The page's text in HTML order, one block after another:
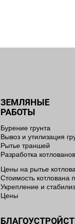
ЗЕМЛЯНЫЕ
РАБОТЫ
Бурение грунта
Вывоз и утилизация
Рытье траншей
Разработка котлованов
Цены на рытье
Стоимость котлована
Укрепление и
Цены